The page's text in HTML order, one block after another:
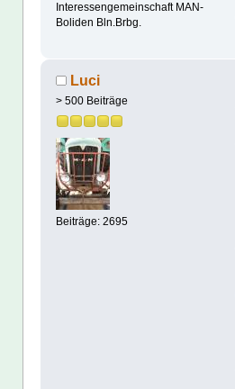
Interessengemeinschaft MAN-
Boliden Bln.Brbg.
Luci
> 500 Beiträge
Beiträge: 2695